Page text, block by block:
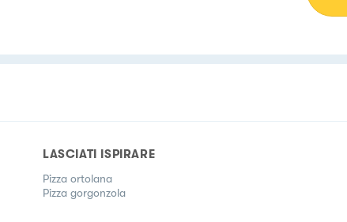
LASCIATI ISPIRARE
Pizza ortolana
Pizza gorgonzola